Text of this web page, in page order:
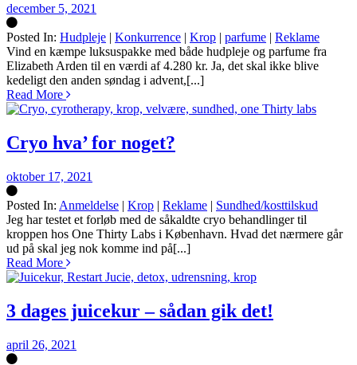
december 5, 2021
Posted In: Hudpleje | Konkurrence | Krop | parfume | Reklame
Silke
Vind en kæmpe luksuspakke med både hudpleje og parfume fra
Elizabeth Arden til en værdi af 4.280 kr. Ja, det skal ikke blive
kedeligt den anden søndag i advent,[...]
Read More
Cryo hva’ for noget?
oktober 17, 2021
Posted In: Anmeldelse | Krop | Reklame | Sundhed/kosttilskud
Silke
Jeg har testet et forløb med de såkaldte cryo behandlinger til
kroppen hos One Thirty Labs i København. Hvad det nærmere går
ud på skal jeg nok komme ind på[...]
Read More
3 dages juicekur – sådan gik det!
april 26, 2021